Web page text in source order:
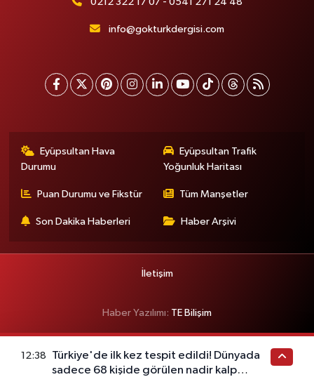
info@gokturkdergisi.com
Eyüpsultan Hava
Durumu
Eyüpsultan Trafik
Yoğunluk Haritası
Puan Durumu ve Fikstür Tüm Manşetler
Son Dakika Haberleri Haber Arşivi
İletişim
Haber Yazılımı: TE Bilişim
12:38
Türkiye'de ilk kez tespit edildi! Dünyada
sadece 68 kişide görülen nadir kalp